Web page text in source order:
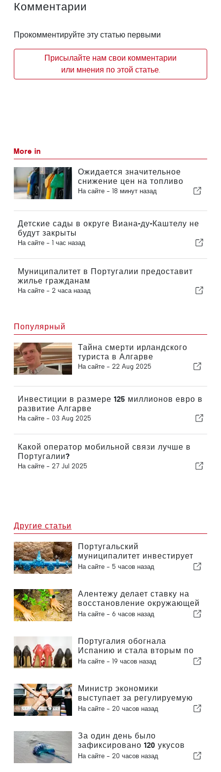
Комментарии
Прокомментируйте эту статью первыми
Присылайте нам свои комментарии
или мнения по этой статье.
More in
Ожидается значительное
снижение цен на топливо
На сайте - 18 минут назад
Детские сады в округе Виана-ду-Каштелу не
будут закрыты
На сайте - 1 час назад
Муниципалитет в Португалии предоставит
жилье гражданам
На сайте - 2 часа назад
Популярный
Тайна смерти ирландского
туриста в Алгарве
На сайте - 22 Aug 2025
Инвестиции в размере 125 миллионов евро в
развитие Алгарве
На сайте - 03 Aug 2025
Какой оператор мобильной связи лучше в
Португалии?
На сайте - 27 Jul 2025
Другие статьи
Португальский
муниципалитет инвестирует
более 190 000 евро в систему
На сайте - 5 часов назад
Алентежу делает ставку на
восстановление окружающей
среды за счет европейских
На сайте - 6 часов назад
Португалия обогнала
Испанию и стала вторым по
величине производителем
На сайте - 19 часов назад
Министр экономики
выступает за регулируемую
интеграцию и гарантирует
На сайте - 20 часов назад
За один день было
зафиксировано 120 укусов
португальского кораблика
На сайте - 20 часов назад